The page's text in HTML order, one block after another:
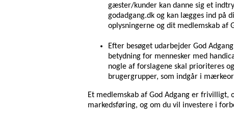
gæster/kunder kan danne sig et
godadgang.dk og kan lægges ind på
oplysningerne og dit medlemskab af
Efter besøget udarbejder God
betydning for mennesker med
nogle af forslagene skal prioriteres
brugergrupper, som indgår i
Et medlemskab af God Adgang er
markedsføring, og om du vil investere i